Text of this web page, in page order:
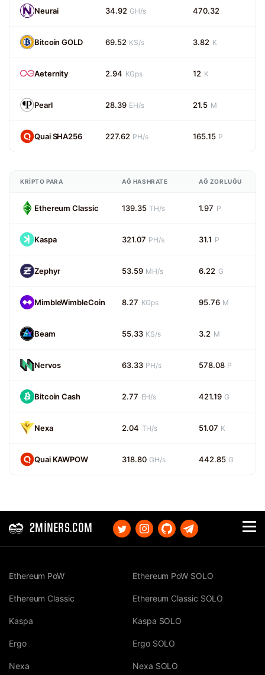
Neurai 34.92 GH/s 470.32
Bitcoin GOLD 69.52 KS/s 3.82 K
Aeternity 2.94 KGps 12 K
Pearl 28.39 EH/s 21.5 M
Quai SHA256 227.62 PH/s 165.15 P
KRIPTO PARA AĞ HASHRATE AĞ ZORLUĞU
Ethereum Classic 139.35 TH/s 1.97 P
Kaspa 321.07 PH/s 31.1 P
Zephyr 53.59 MH/s 6.22 G
MimbleWimbleCoin 8.27 KGps 95.76 M
Beam 55.33 KS/s 3.2 M
Nervos 63.33 PH/s 578.08 P
Bitcoin Cash 2.77 EH/s 421.19 G
Nexa 2.04 TH/s 51.07 K
Quai KAWPOW 318.80 GH/s 442.85 G
2MINERS.COM
Ethereum PoW
Ethereum Classic
Kaspa
Ergo
Nexa
Ethereum PoW SOLO
Ethereum Classic SOLO
Kaspa SOLO
Ergo SOLO
Nexa SOLO